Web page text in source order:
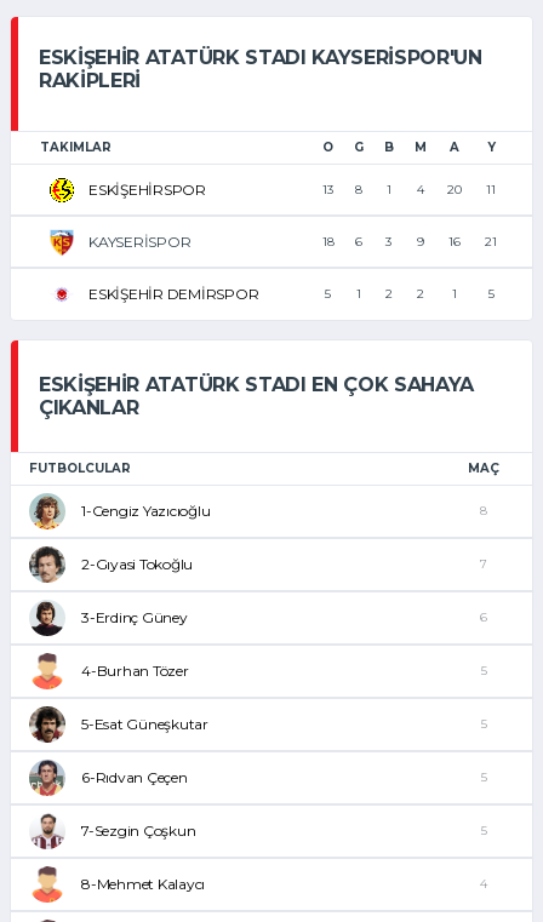
ESKIŞEHIR ATATÜRK STADI KAYSERISPOR'UN
RAKIPLERI
TAKIMLAR O G B M A Y
ESKİŞEHİRSPOR 13 8 1 4 20 11
KAYSERİSPOR 18 6 3 9 16 21
ESKİŞEHİR DEMİRSPOR 5 1 2 2 1 5
ESKIŞEHIR ATATÜRK STADI EN ÇOK SAHAYA
ÇIKANLAR
FUTBOLCULAR MAÇ
1-Cengiz Yazıcıoğlu 8
2-Gıyasi Tokoğlu 7
3-Erdinç Güney 6
4-Burhan Tözer 5
5-Esat Güneşkutar 5
6-Rıdvan Çeçen 5
7-Sezgin Çoşkun 5
8-Mehmet Kalaycı 4